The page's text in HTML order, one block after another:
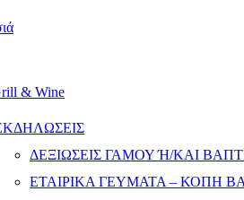
ΔΕΞΙΏΣΕΙΣ ΓΆΜΟΥ Ή/ΚΑΙ
ΕΤΑΙΡΙΚΆ ΓΕΎΜΑΤΑ – ΚΟΠΉ